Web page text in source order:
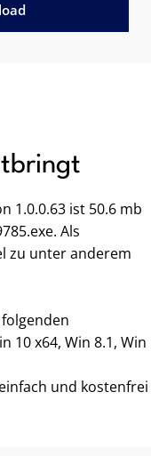
1.0.0.63 ist 50.6 mb
Als
zu unter anderem
10 x64, Win 8.1, Win
und kostenfrei